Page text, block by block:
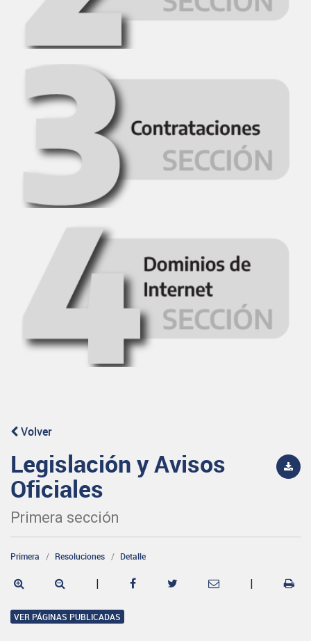
Volver
Legislación y Avisos
Oficiales
Primera sección
Primera Resoluciones Detalle
| |
VER PÁGINAS PUBLICADAS